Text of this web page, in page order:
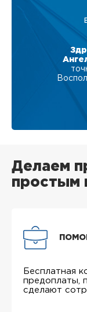
Делаем
простым
Бесплатная
предоплаты,
сделают